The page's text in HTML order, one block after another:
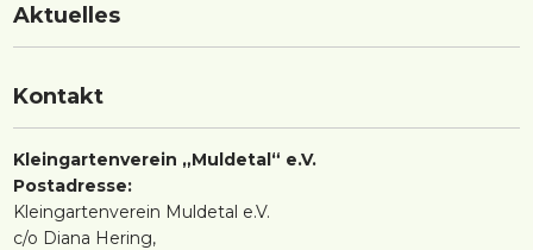
Aktuelles
Kontakt
Kleingartenverein „Muldetal“ e.V.
Postadresse:
Kleingartenverein Muldetal e.V.
c/o Diana Hering,